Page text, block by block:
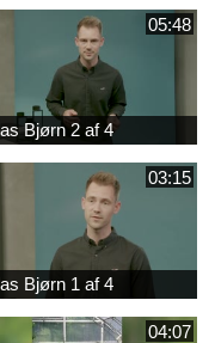
05:48
Bjørn 2 af 4
03:15
Bjørn 1 af 4
04:07